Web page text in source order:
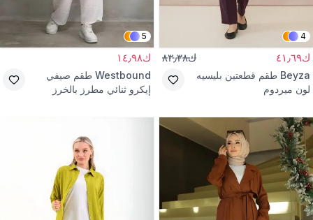
4
ك٤١٫٦٩ ك٨٣٫٣٨
Beyza طقم قطعتين بليسيه
لون ميردوم
5
ك١٤٫٩٨
Westbound طقم صيفي
إيكرو ثنائي مطرز بالخرز